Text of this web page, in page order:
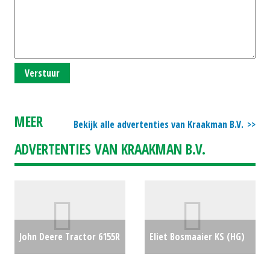
Verstuur
Bekijk alle advertenties van Kraakman B.V.
MEER
ADVERTENTIES VAN KRAAKMAN B.V.
John Deere Tractor 6155R
Eliet Bosmaaier KS (HG)